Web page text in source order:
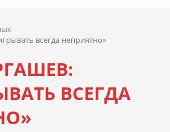
всегда неприятно»
ВСЕГДА